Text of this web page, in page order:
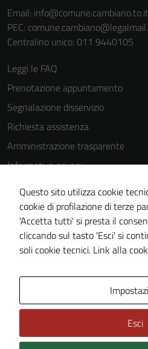
Email: info@comune.cambiano.to.it
PEC:
Centralino unico: 011 9440105
Leggi le FAQ
Prenotazione appuntamento
Segnalazione disservizio
Richiesta assistenza
Amministrazione trasparente
Informativa privacy
Cookie Policy
Note legali
Dichiarazione di accessibilità
Piano di miglioramento del sito
Questo sito utilizza cookie
cookie di profilazione di terze
'Accetta tutti' si presta il
cliccando sul tasto 'Esci' si
soli cookie tecnici. Link alla
Esci